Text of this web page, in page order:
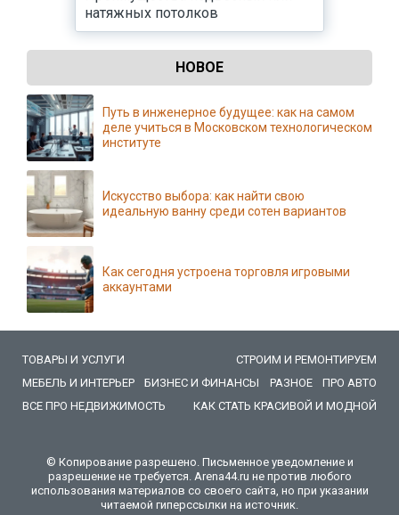
натяжных потолков
НОВОЕ
Путь в инженерное будущее: как на самом
деле учиться в Московском технологическом
институте
Искусство выбора: как найти свою
идеальную ванну среди сотен вариантов
Как сегодня устроена торговля игровыми
аккаунтами
ТОВАРЫ И УСЛУГИ
СТРОИМ И РЕМОНТИРУЕМ
МЕБЕЛЬ И ИНТЕРЬЕР
БИЗНЕС И ФИНАНСЫ РАЗНОЕ
ПРО АВТО
ВСЕ ПРО НЕДВИЖИМОСТЬ
КАК СТАТЬ КРАСИВОЙ И МОДНОЙ
© Копирование разрешено. Письменное уведомление и
разрешение не требуется. Arena44.ru не против любого
использования материалов со своего сайта, но при указании
читаемой гиперссылки на источник.